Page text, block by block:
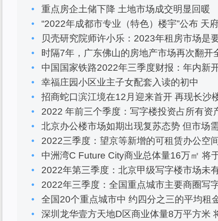
重点房企土储下降 土地市场成交明显回暖
“2022年成都市专业（特色）楼宇”公布 天
贝壳研究院师许小乐：2023年租房市场是
时隔7年，广东佛山的房地产市场再次翻开
中国国家铁路2022年三季度财报：年内新
幸福庄园小区业主子女配套入读的初中
招商蛇口滨江境在12月迎来首开 再现长沙
2022 年前三个季度：写字楼投资占所有资
北京办公楼市场如期出现复苏态势 但市场
2022三季度：望京等新增的可租赁办公空
中洲湾C Future City商业总体量16万㎡ 将
2022年第三季度：北京甲级写字楼市场未
2022年三季度：全国重点城市主要商圈写
全国20个重点城市中 约四分之三的平均租
深圳龙华壹方天地D区商业体量8万平方米